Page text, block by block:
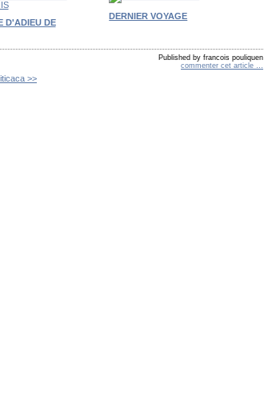
D'ADIEU DE
DERNIER VOYAGE
Published by francois pouliquen
commenter cet article
>>